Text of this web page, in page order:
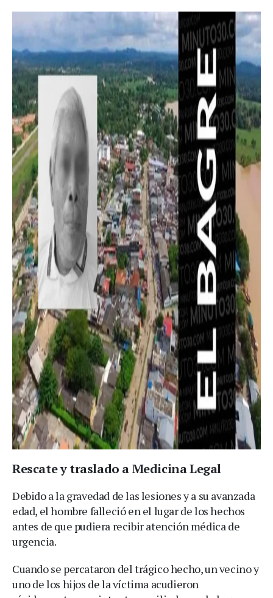
Rescate y traslado a Medicina Legal
Debido a la gravedad de las lesiones y a su avanzada
edad, el hombre falleció en el lugar de los hechos
antes de que pudiera recibir atención médica de
urgencia.
Cuando se percataron del trágico hecho, un vecino y
uno de los hijos de la víctima acudieron